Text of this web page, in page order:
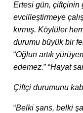
Ertesi gün, çiftçinin
evcilleştirmeye
kırmış. Köylüler
durumu büyük bir
“Oğlun artık
edemez.” “Hayat
Çiftçi durumunu
“Belki şans, belki